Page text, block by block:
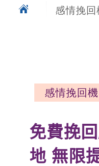
感情挽
感情挽回
免費挽
地 無限